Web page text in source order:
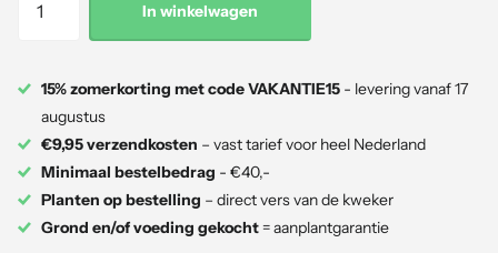
In winkelwagen
15% zomerkorting met code VAKANTIE15 - levering vanaf 17
augustus
€9,95 verzendkosten – vast tarief voor heel Nederland
Minimaal bestelbedrag - €40,-
Planten op bestelling – direct vers van de kweker
Grond en/of voeding gekocht= aanplantgarantie